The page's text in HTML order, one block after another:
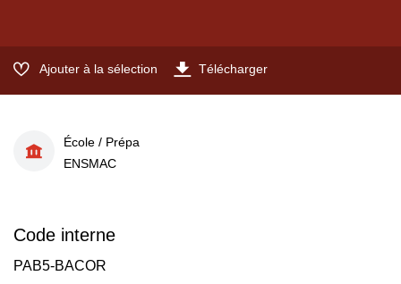
Ajouter à la sélection Télécharger
École / Prépa
ENSMAC
Code interne
PAB5-BACOR